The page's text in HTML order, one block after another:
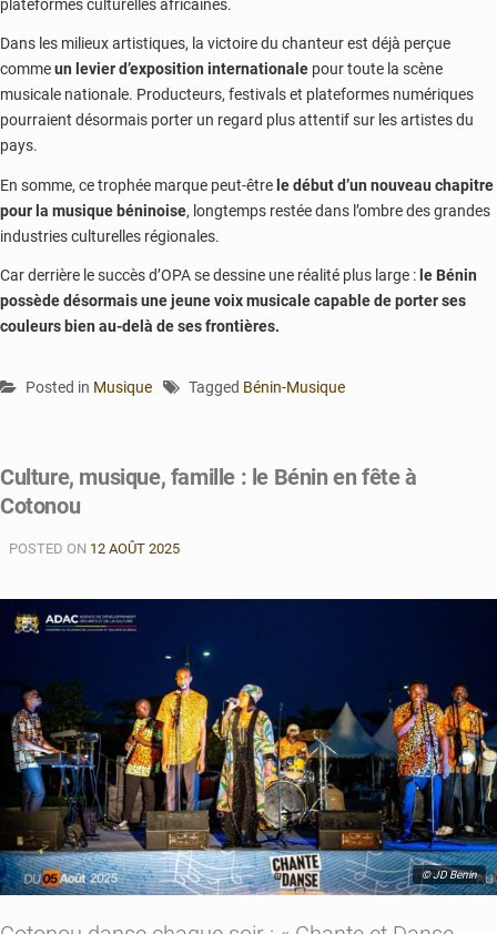
plateformes culturelles africaines.
Dans les milieux artistiques, la victoire du chanteur est déjà perçue
commeun levier d’exposition internationale pour toute la scène
musicale nationale. Producteurs, festivals et plateformes numériques
pourraient désormais porter un regard plus attentif sur les artistes du
pays.
En somme, ce trophée marque peut-être le début d’un nouveau chapitre
pour la musique béninoise, longtemps restée dans l’ombre des grandes
industries culturelles régionales.
Car derrière le succès d’OPA se dessine une réalité plus large : le Bénin
possède désormais une jeune voix musicale capable de porter ses
couleurs bien au-delà de ses frontières.
Posted in Musique Tagged Bénin-Musique
Culture, musique, famille : le Bénin en fête à
Cotonou
POSTED ON 12 AOÛT 2025
© JD Benin